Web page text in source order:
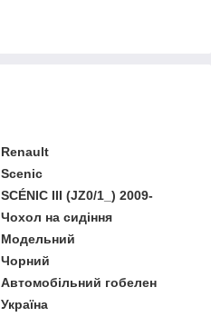
Renault
Scenic
SCÉNIC III (JZ0/1_) 2009-
Чохол на сидіння
Модельний
Чорний
Автомобільний гобелен
Україна